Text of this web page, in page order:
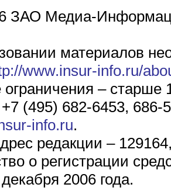
ЗАО Медиа-
материалов
www.insur-info.ru/
– старше
(495) 682-6453, 686-
info.ru.
редакции –
о регистрации
2006 года.